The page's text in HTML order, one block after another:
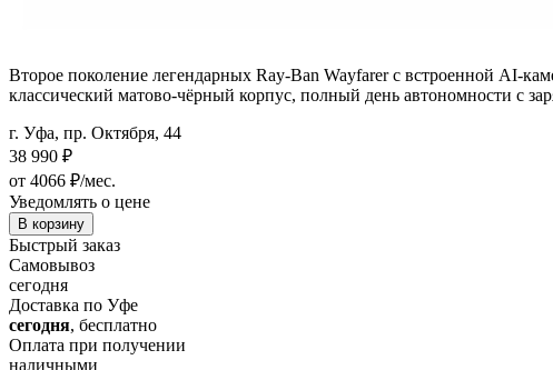
Второе поколение легендарных Ray-Ban Wayfarer с встроенной AI-
классический матово-чёрный корпус, полный день автономности с
г. Уфа, пр. Октября, 44
38 990 ₽
от 4066 ₽/мес.
Уведомлять о цене
В корзину
Быстрый заказ
Самовывоз
сегодня
Доставка по Уфе
сегодня, бесплатно
Оплата при получении
наличными